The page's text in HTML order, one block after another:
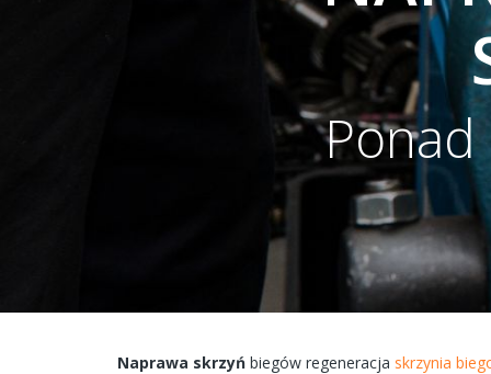
Naprawa skrzyń biegów regeneracja skrzynia